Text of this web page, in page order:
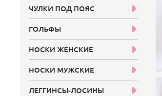
ЧУЛКИ ПОД ПОЯС
ГОЛЬФЫ
НОСКИ ЖЕНСКИЕ
НОСКИ МУЖСКИЕ
ЛЕГГИНСЫ-ЛОСИНЫ